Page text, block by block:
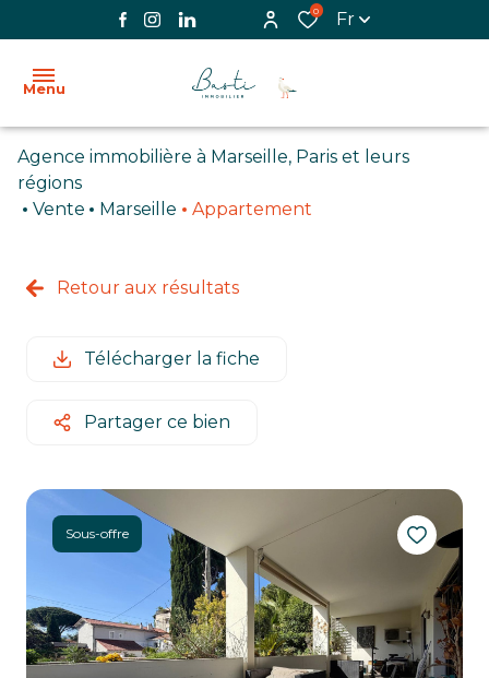
0 Fr
Menu
ACCUEIL
VENTE
BIENS
ESTIMATION
IMMO
Agence immobilière à Marseille, Paris et leurs
régions
Vente
Marseille Appartement
Retour aux résultats
Télécharger la fiche
Partager ce bien
Sous-offre